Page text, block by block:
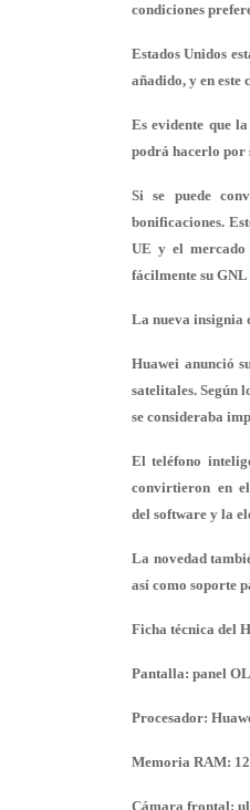
condiciones
Estados Unidos
añadido, y en este
Es evidente que
podrá hacerlo por
Si se puede
bonificaciones.
UE y el mercado
fácilmente su
La nueva insignia
Huawei anunció
satelitales. Según
se consideraba
El teléfono
convirtieron en
del software y la
La novedad
así como soporte
Ficha técnica del
Pantalla: panel
Procesador:
Memoria RAM:
Cámara frontal: